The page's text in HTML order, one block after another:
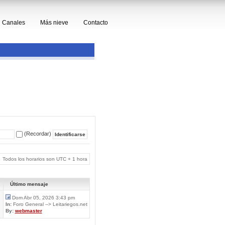
Canales Más nieve Contacto
(Recordar)
Todos los horarios son UTC + 1 hora
Último mensaje
Dom Abr 05, 2026 3:43 pm
In:Foro General --> Leitariegos.net
By: webmaster